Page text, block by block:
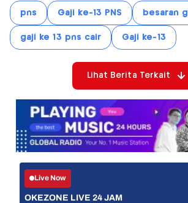
pns Gaji ke-13 PNS besaran
gaji ke 13 pns cair Gaji ke-13
Lihat Berita Terkait
Live Now
OKEZONE LIVE 24 JAM